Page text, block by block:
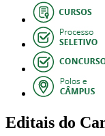
Editais do